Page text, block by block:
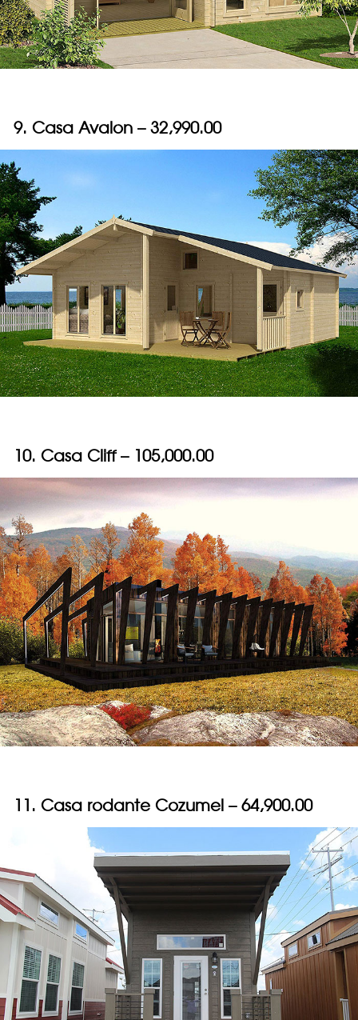
9. Casa Avalon – 32,990.00
10. Casa Cliff – 105,000.00
11. Casa rodante Cozumel – 64,900.00